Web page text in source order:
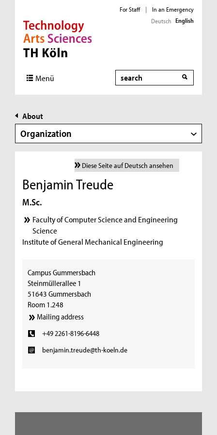
Direkt zur Hauptnavigation
Direkt zur Subnavigation
Direkt zum Inhalt
Direkt zum Fußbereich
For Staff |
In an Emergency
Deutsch English
Menü Search
About
Organization
Diese Seite auf Deutsch ansehen
Benjamin Treude
M.Sc.
Faculty of Computer Science and Engineering
Science
Institute of General Mechanical Engineering
Campus Gummersbach
Steinmüllerallee 1
51643 Gummersbach
Room 1.248
Mailing address
+49 2261-8196-6448
benjamin.treude@th-koeln.de